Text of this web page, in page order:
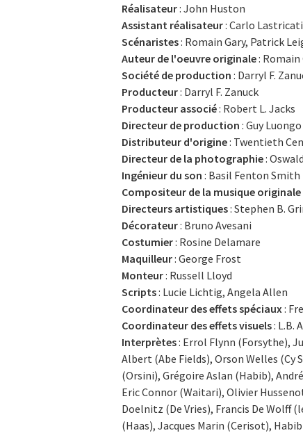
Réalisateur: John Huston
Assistant réalisateur: Carlo Lastricati
Scénaristes: Romain Gary, Patrick
Auteur de l'oeuvre originale: Romain
Société de production : Darryl F.
Producteur: Darryl F. Zanuck
Producteur associé: Robert L. Jacks
Directeur de production : Guy Luongo
Distributeur d'origine: Twentieth
Directeur de la photographie:
Ingénieur du son : Basil Fenton Smith
Compositeur de la musique originale
Directeurs artistiques: Stephen B.
Décorateur: Bruno Avesani
Costumier: Rosine Delamare
Maquilleur: George Frost
Monteur: Russell Lloyd
Scripts: Lucie Lichtig, Angela Allen
Coordinateur des effets spéciaux :
Coordinateur des effets visuels: L.B.
Interprètes: Errol Flynn (Forsythe),
Albert (Abe Fields), Orson Welles (Cy
(Orsini), Grégoire Aslan (Habib),
Eric Connor (Waitari), Olivier
Doelnitz (De Vries), Francis De Wolff
(Haas), Jacques Marin (Cerisot),